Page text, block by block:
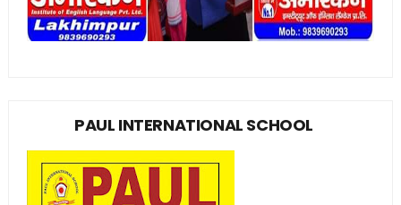
PAUL INTERNATIONAL SCHOOL